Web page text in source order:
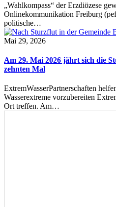
„Wahlkompass“ der Erzdiözese
Onlinekommunikation Freiburg
politische…
Mai 29, 2026
Am 29. Mai 2026 jährt sich die
zehnten Mal
ExtremWasserPartnerschaften
Wasserextreme vorzubereiten
Ort treffen. Am…